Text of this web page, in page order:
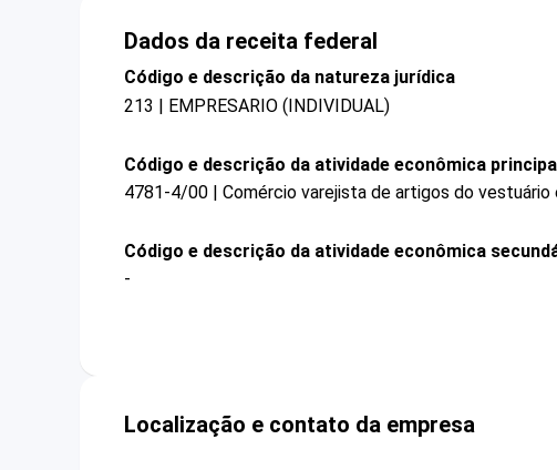
Dados da receita federal
Código e descrição da natureza jurídica
213 | EMPRESARIO (INDIVIDUAL)
Código e descrição da atividade econômica
4781-4/00 | Comércio varejista de artigos do vestuário
Código e descrição da atividade econômica
-
Localização e contato da empresa